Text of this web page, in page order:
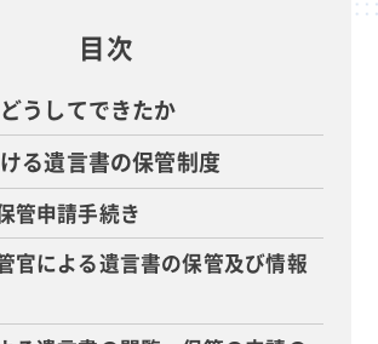
目次
うしてできたか
る遺言書の保管制度
管申請手続き
官による遺言書の保管及び情報